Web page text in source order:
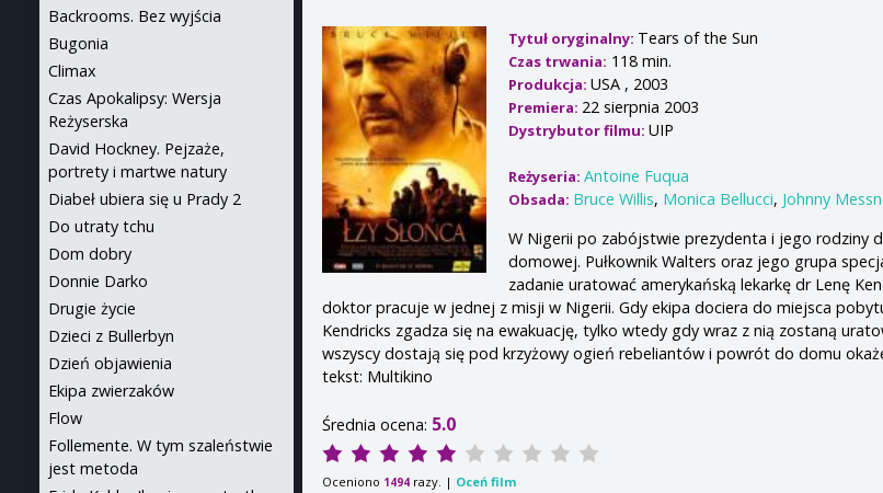
Tytuł oryginalny: Tears of the Sun
Czas trwania: 118 min.
Produkcja:USA , 2003
Premiera: 22 sierpnia 2003
Dystrybutor filmu:UIP
Reżyseria:Antoine Fuqua
Obsada: Bruce Willis, Monica Bellucci, Johnny
W Nigerii po zabójstwie prezydenta i jego rodziny
domowej. Pułkownik Walters oraz jego grupa
zadanie uratować amerykańską lekarkę dr Lenę
doktor pracuje w jednej z misji w Nigerii. Gdy ekipa dociera do miejsca
Kendricks zgadza się na ewakuację, tylko wtedy gdy wraz z nią zostaną
wszyscy dostają się pod krzyżowy ogień rebeliantów i powrót do domu
tekst: Multikino
Średnia ocena: 5.0
Oceniono 1494 razy. | Oceń film
Backrooms. Bez wyjścia
Bugonia
Climax
Czas Apokalipsy: Wersja
Reżyserska
David Hockney. Pejzaże,
portrety i martwe natury
Diabeł ubiera się u Prady 2
Do utraty tchu
Dom dobry
Donnie Darko
Drugie życie
Dzieci z Bullerbyn
Dzień objawienia
Ekipa zwierzaków
Flow
Follemente. W tym szaleństwie
jest metoda